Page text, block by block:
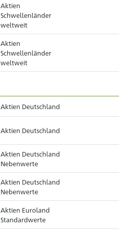
Aktien
Schwellenländer
weltweit
Aktien
Schwellenländer
weltweit
Aktien Deutschland
Aktien Deutschland
Aktien Deutschland
Nebenwerte
Aktien Deutschland
Nebenwerte
Aktien Euroland
Standardwerte